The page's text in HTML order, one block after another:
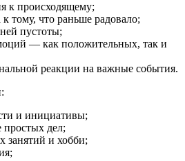
к происходящему;
тому, что раньше радовало;
пустоты;
— как положительных, так и
реакции на важные события.
и инициативы;
простых дел;
занятий и хобби;